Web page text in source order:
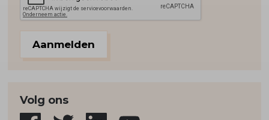
Aanmelden
Volg ons